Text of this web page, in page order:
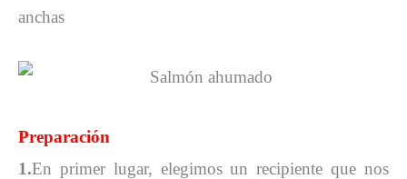
anchas
Preparación
1.En primer lugar, elegimos un recipiente que nos